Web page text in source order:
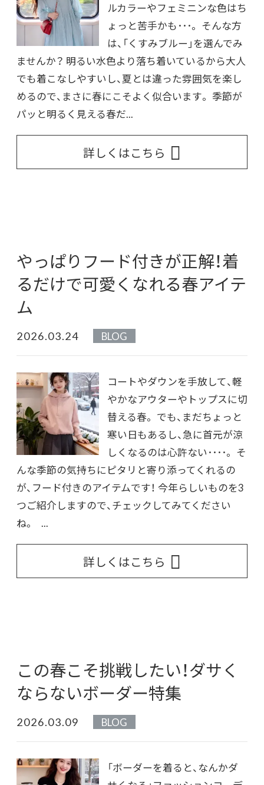
ルカラーやフェミニンな色はち
ょっと苦手かも･･･。 そんな方
は、「くすみブルー」を選んでみ
ませんか？ 明るい水色より落ち着いているから大人
でも着こなしやすいし、夏とは違った雰囲気を楽し
めるので、まさに春にこそよく似合います。 季節が
パッと明るく見える春だ...
詳しくはこちら
やっぱりフード付きが正解！着
るだけで可愛くなれる春アイテ
ム
2026.03.24 BLOG
コートやダウンを手放して、軽
やかなアウターやトップスに切
替える春。 でも、まだちょっと
寒い日もあるし、急に首元が涼
しくなるのは心許ない････。 そ
んな季節の気持ちにピタリと寄り添ってくれるの
が、フード付きのアイテムです！ 今年らしいものを3
つご紹介しますので、チェックしてみてください
ね。 ...
詳しくはこちら
この春こそ挑戦したい！ダサく
ならないボーダー特集
2026.03.09 BLOG
「ボーダーを着ると、なんかダ